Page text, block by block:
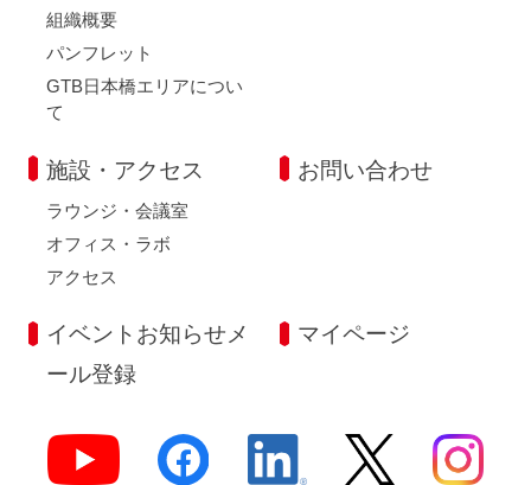
組織概要
パンフレット
GTB日本橋エリアについ
て
施設・アクセス
ラウンジ・会議室
オフィス・ラボ
アクセス
お問い合わせ
イベントお知らせメ
ール登録
マイページ